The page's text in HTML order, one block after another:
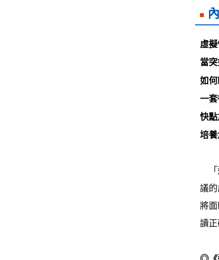
虛
當
如
一
快
培
「
議
將
讀